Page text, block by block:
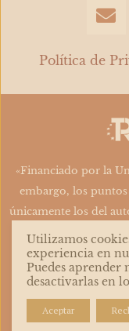
n
e
o
p
e
Política de
«Financiado por la
embargo, los puntos
únicamente los del
los de la Unión
Europea ni la
Utilizamos
experiencia en
Puedes aprender
desactivarlas en
Aceptar